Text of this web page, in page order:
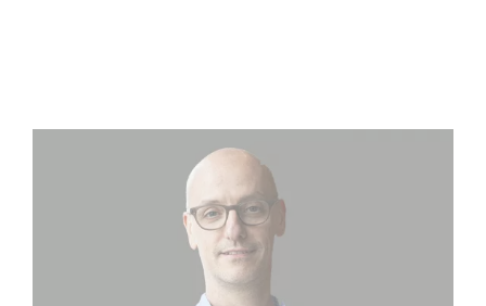
Gaumont USA Acquires OPUS, an Investigation into the